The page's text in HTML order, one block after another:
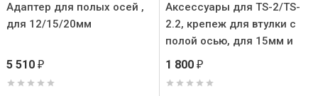
Адаптер для полых осей ,
для 12/15/20мм
5 510 ₽
Аксессуары для TS-2/TS-
2.2, крепеж для втулки с
полой осью, для 15мм и
20мм
1 800 ₽